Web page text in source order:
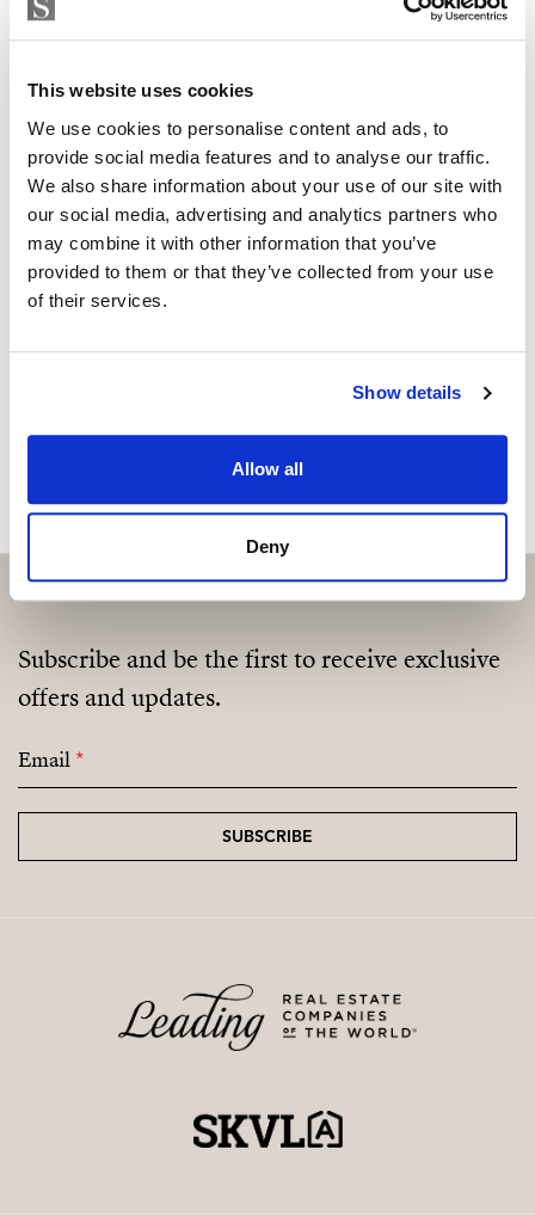
This website uses cookies
We use cookies to personalise content and ads, to
provide social media features and to analyse our traffic.
We also share information about your use of our site with
our social media, advertising and analytics partners who
may combine it with other information that you’ve
provided to them or that they’ve collected from your use
of their services.
Show details
Allow all
Deny
Independent Property Advisor
+34 646 179 316
¿Está interesado en esta
propiedad?
Please, contact me or fill your information and
we will contact you with the language you
viewings by Whats App free of charge.
Situada a solo 15 minutos de la estación María
Zambrano y muy próxima al Centro Histórico, se
demandadas de Málaga. Las ventanas de doble
acristalamiento garantizan aislamiento térmico y
acústico durante todo el año.
La propiedad no está destinada a alquiler vacacional,
cumpliendo la normativa vigente.
Una casa para vivir muy bien hoy y para invertir con
Subscribe and be the first to receive exclusive
offers and updates.
Email*
SUBSCRIBE